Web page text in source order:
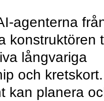
agenterna
konstruktören
långvariga
och kretskort.
kan planera